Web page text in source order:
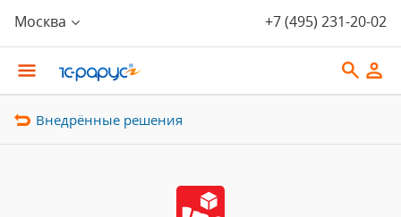
Москва +7 (495) 231-20-02
Внедрённые решения